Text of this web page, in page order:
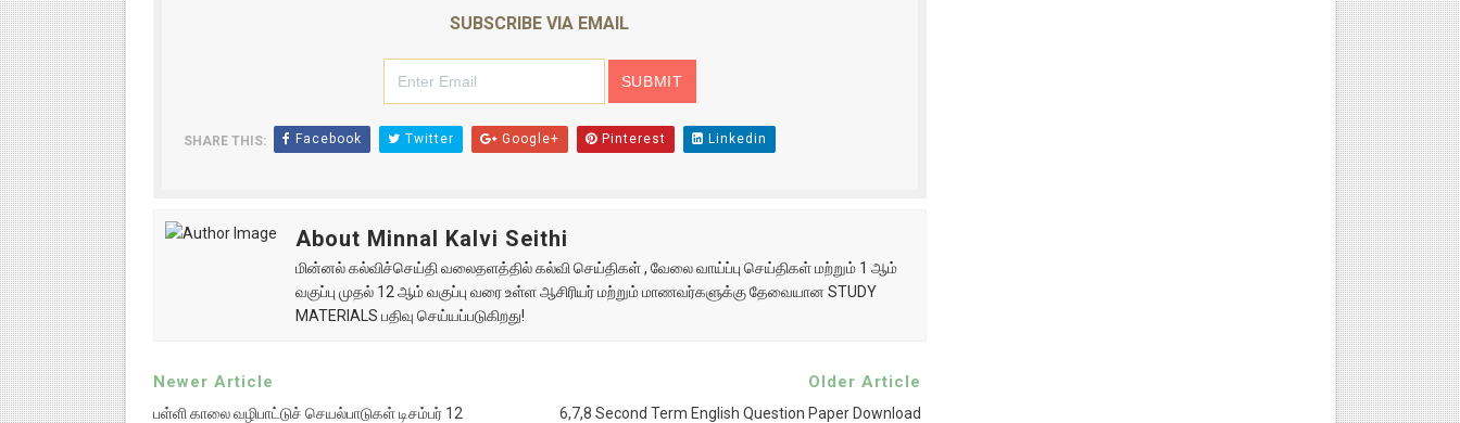
SUBSCRIBE VIA EMAIL
SHARE THIS: Facebook Twitter Google+ Pinterest Linkedin
About Minnal Kalvi Seithi
மின்னல் கல்விச்செய்தி வலைதளத்தில் கல்வி செய்திகள் , வேலை வாய்ப்பு செய்திகள் மற்றும் 1 ஆம்
வகுப்பு முதல் 12 ஆம் வகுப்பு வரை உள்ள ஆசிரியர் மற்றும் மாணவர்களுக்கு தேவையான STUDY
MATERIALS பதிவு செய்யப்படுகிறது!
Newer Article
பள்ளி காலை வழிபாட்டுச் செயல்பாடுகள் டிசம்பர் 12
Older Article
6,7,8 Second Term English Question Paper Download